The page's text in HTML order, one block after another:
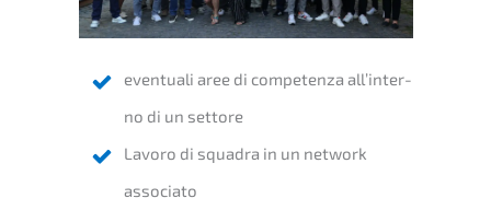
eventua­li aree di compe­tenza all’in­ter­
no di un settore
Lavoro di squadra in un network
associato